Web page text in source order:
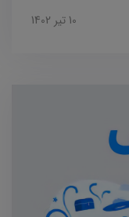
10 تير 1402